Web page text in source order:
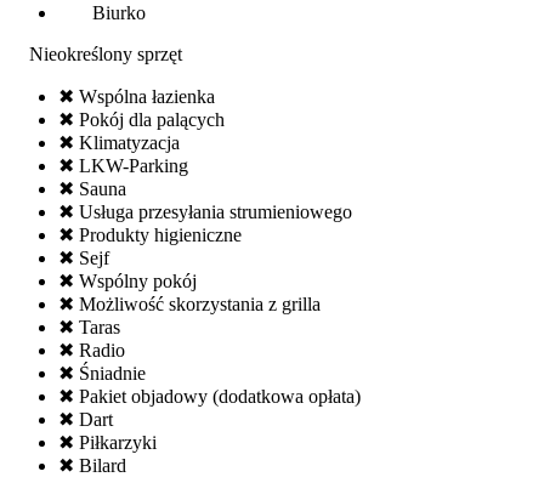
Biurko
Nieokreślony sprzęt
✖ Wspólna łazienka
✖ Pokój dla palących
✖ Klimatyzacja
✖ LKW-Parking
✖ Sauna
✖ Usługa przesyłania strumieniowego
✖ Produkty higieniczne
✖ Sejf
✖ Wspólny pokój
✖ Możliwość skorzystania z grilla
✖ Taras
✖ Radio
✖ Śniadnie
✖ Pakiet objadowy (dodatkowa opłata)
✖ Dart
✖ Piłkarzyki
✖ Bilard